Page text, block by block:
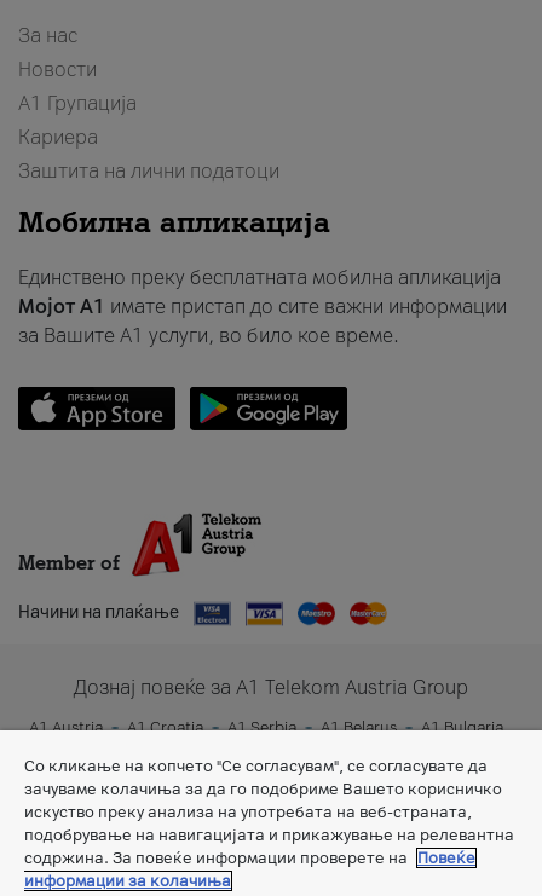
За нас
Новости
А1 Групација
Кариера
Заштита на лични податоци
Мобилна апликација
Единствено преку бесплатната мобилна апликација
Мојот A1 имате пристап до сите важни информации
за Вашите A1 услуги, во било кое време.
Member of
Начини на плаќање
Дознај повеќе за A1 Telekom Austria Group
A1 Austria A1 Croatia A1 Serbia A1 Belarus
A1 Bulgaria
A1 Slovenia
A1 Digital
Со кликање на копчето "Се согласувам", се согласувате да
зачуваме колачиња за да го подобриме Вашето корисничко
искуство преку анализа на употребата на веб-страната,
подобрување на навигацијата и прикажување на релевантна
содржина. За повеќе информации проверете на
Повеќе
информации за колачиња